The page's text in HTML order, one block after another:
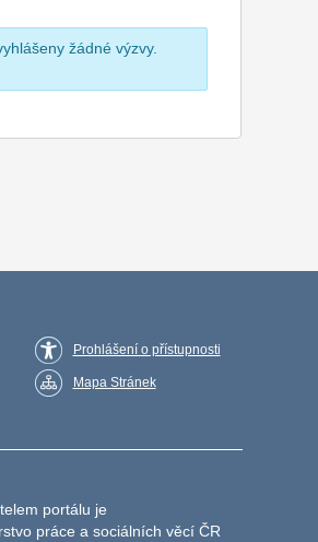
žádné výzvy.
Prohlášení o přístupnosti
Mapa Stránek
portálu je
práce a sociálních věcí ČR